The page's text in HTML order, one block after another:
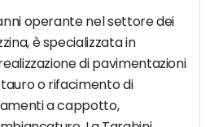
operante nel settore dei
è specializzata in
di pavimentazioni
o rifacimento di
a cappotto,